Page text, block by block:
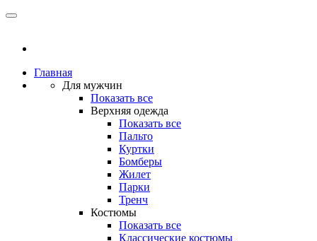
Главная
Для мужчин
Показать все
Верхняя одежда
Показать все
Пальто
Куртки
Бомберы
Жилет
Парки
Тренч
Костюмы
Показать все
Классические костюмы